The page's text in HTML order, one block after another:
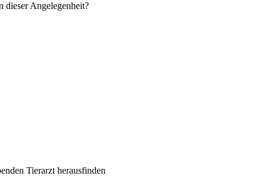
dieser Angelegenheit?
Tierarzt herausfinden